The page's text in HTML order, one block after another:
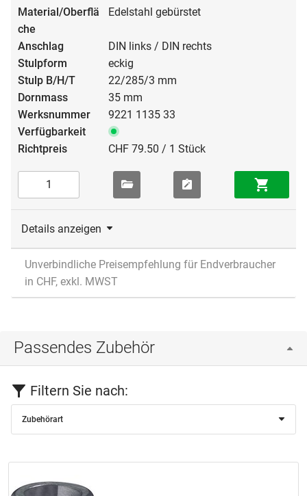
Edelstahl gebürstet
DIN links / DIN rechts
eckig
22/285/3 mm
35 mm
9221 1135 33
CHF 79.50 / 1 Stück
Details anzeigen
Unverbindliche Preisempfehlung für Endverbraucher
in CHF, exkl. MWST
Passendes Zubehör
Filtern Sie nach:
Zubehörart